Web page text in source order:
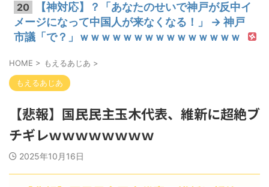
20
【神対応】？「あなたのせいで神戸が反中イ
メージになって中国人が来なくなる！」 → 神戸
市議「で？」ｗｗｗｗｗｗｗｗｗｗｗｗｗｗｗ
HOME > もえるあじあ >
もえるあじあ
【悲報】国民民主玉木代表、維新に超絶ブ
チギレｗｗｗｗｗｗｗｗ
2025年10月16日